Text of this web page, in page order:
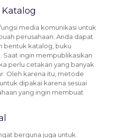
media komunikasi untuk
perusahaan. Anda dapat
bentuk katalog, buku
Saat ingin mempublikasikan
perlu cetakan yang banyak
Oleh karena itu, metode
dipakai karena sesuai
yang ingin membuat
berguna juga untuk